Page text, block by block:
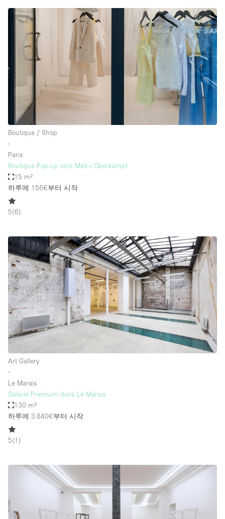
Boutique / Shop
∙
Paris
Boutique Pop-up vers Métro Oberkampf
15 m²
하루에 156€부터 시작
5(6)
Art Gallery
∙
Le Marais
Galerie Premium dans Le Marais
130 m²
하루에 3.840€부터 시작
5(1 )